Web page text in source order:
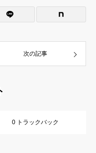
次の記事
0 トラックバック